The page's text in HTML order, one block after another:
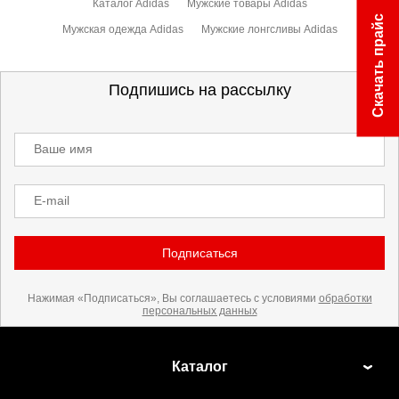
Каталог Adidas Мужские товары Adidas
Мужская одежда Adidas Мужские лонгсливы Adidas
Подпишись на рассылку
Ваше имя
E-mail
Подписаться
Нажимая «Подписаться», Вы соглашаетесь с условиями обработки
персональных данных
Каталог
Скачать прайс